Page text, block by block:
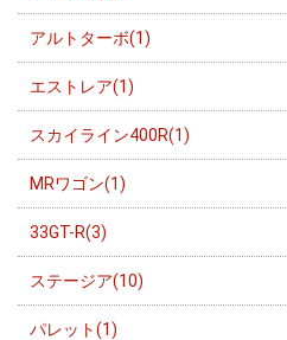
アルトターボ(1)
エストレア(1)
スカイライン400R(1)
MRワゴン(1)
33GT-R(3)
ステージア(10)
パレット(1)